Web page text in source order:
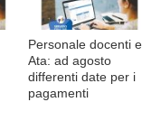
Personale docenti e
Ata: ad agosto
differenti date per i
pagamenti